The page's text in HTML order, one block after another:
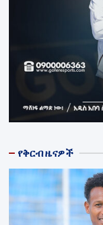
የቅርብ ዜናዎች